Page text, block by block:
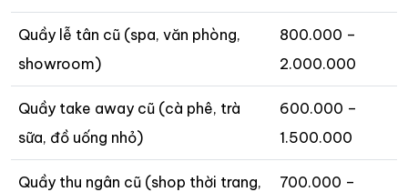
Quầy lễ tân cũ (spa, văn phòng,
showroom)
800.000 –
2.000.000
Quầy take away cũ (cà phê, trà
sữa, đồ uống nhỏ)
600.000 –
1.500.000
Quầy thu ngân cũ (shop thời trang,
700.000 –